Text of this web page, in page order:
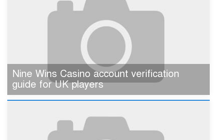
Nine Wins Casino account verification
guide for UK players